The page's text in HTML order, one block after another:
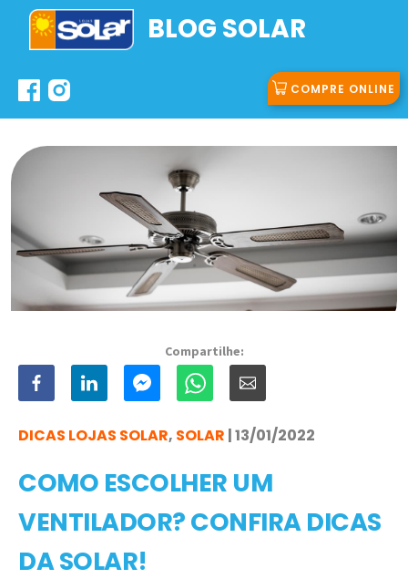
BLOG SOLAR
COMPRE ONLINE
Compartilhe:
DICAS LOJAS SOLAR, SOLAR | 13/01/2022
COMO ESCOLHER UM
VENTILADOR? CONFIRA DICAS
DA SOLAR!